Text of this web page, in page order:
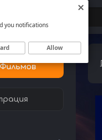
you notifications
Allow